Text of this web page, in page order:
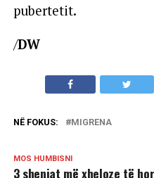
pubertetit.
/DW
NË FOKUS: MIGRENA
MOS HUMBISNI
3 shenjat më xheloze të